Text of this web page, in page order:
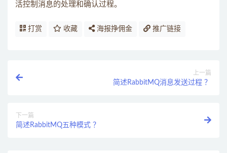
活控制消息的处理和确认过程。
打赏 收藏 海报挣佣金 推广链接
上一篇
简述RabbitMQ消息发送过程 ？
下一篇
简述RabbitMQ五种模式 ？